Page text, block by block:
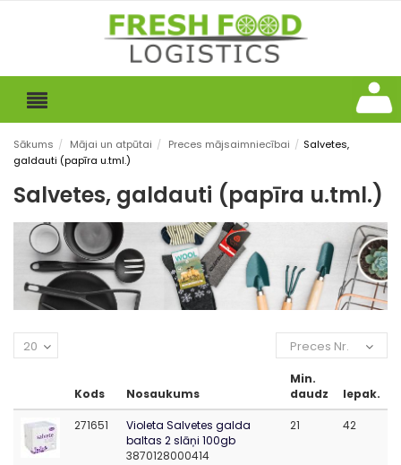
Sākums / Mājai un atpūtai / Preces mājsaimniecībai / Salvetes,
galdauti (papīra u.tml.)
Salvetes, galdauti (papīra u.tml.)
Preces Nr.
20
Kods Nosaukums
Min.
daudz
Iepak.
271651
Violeta Salvetes galda
baltas 2 slāņi 100gb
3870128000414
21 42